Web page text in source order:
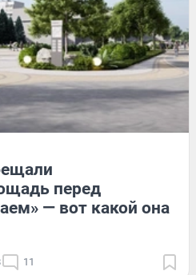
перед
— вот какой она
11